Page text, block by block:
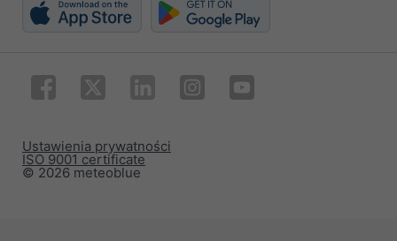
© 2026 meteoblue
ISO 9001 certificate
Ustawienia prywatności